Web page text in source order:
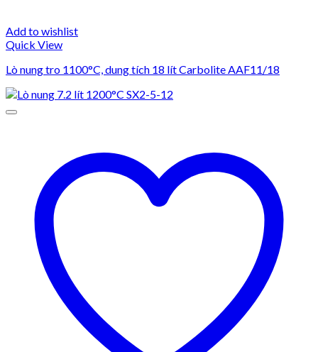
Add to wishlist
Quick View
Lò nung tro 1100°C, dung tích 18 lít Carbolite AAF11/18